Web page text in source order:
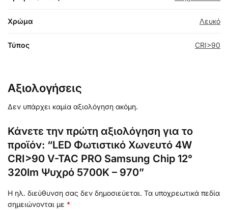
Χρώμα Λευκό
Τύπος CRI>90
Αξιολογήσεις
Δεν υπάρχει καμία αξιολόγηση ακόμη.
Κάνετε την πρώτη αξιολόγηση για το
προϊόν: “LED Φωτιστικό Χωνευτό 4W
CRI>90 V-TAC PRO Samsung Chip 12°
320lm Ψυχρό 5700K – 970”
Η ηλ. διεύθυνση σας δεν δημοσιεύεται. Τα υποχρεωτικά πεδία
σημειώνονται με *